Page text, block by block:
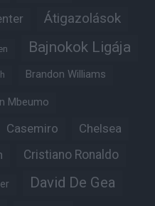
Átigazolások
Bajnokok Ligája
Brandon Williams
Mbeumo
Casemiro Chelsea
Cristiano Ronaldo
David De Gea